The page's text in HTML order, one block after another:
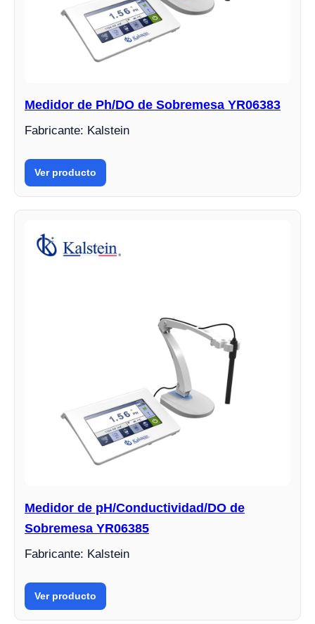
Medidor de Ph/DO de Sobremesa YR06383
Fabricante: Kalstein
Ver producto
Medidor de pH/Conductividad/DO de
Sobremesa YR06385
Fabricante: Kalstein
Ver producto